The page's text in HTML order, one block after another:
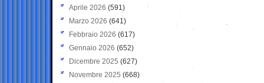
Aprile 2026 (591)
Marzo 2026 (641)
Febbraio 2026 (617)
Gennaio 2026 (652)
Dicembre 2025 (627)
Novembre 2025 (668)